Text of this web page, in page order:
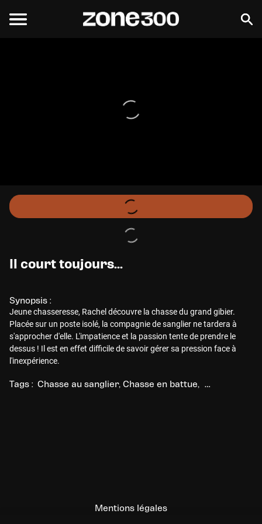
Il court toujours...
Synopsis :
Jeune chasseresse, Rachel découvre la chasse du grand gibier.
Placée sur un poste isolé, la compagnie de sanglier ne tardera à
s'approcher d'elle. L'impatience et la passion tente de prendre le
dessus ! Il est en effet difficile de savoir gérer sa pression face à
l'inexpérience.
Tags : Chasse au sanglier Chasse en battue Chasse au
Mentions légales